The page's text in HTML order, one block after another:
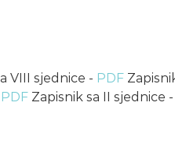
VIII sjednice - PDF
PDF Zapisnik sa II sjednice -